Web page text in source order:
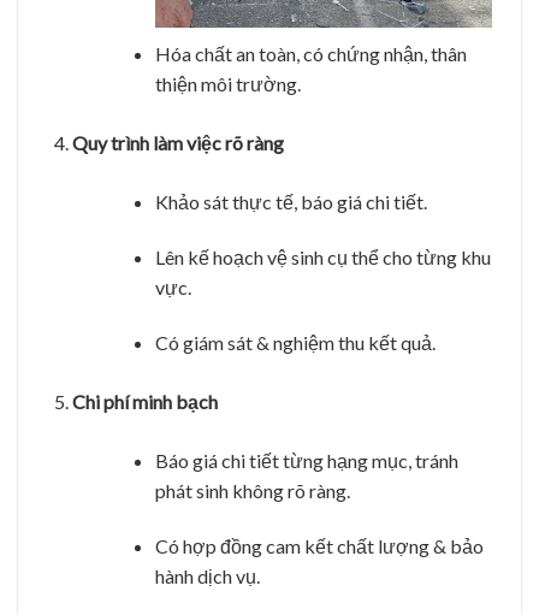
Hóa chất an toàn, có chứng nhận, thân
thiện môi trường.
Quy trình làm việc rõ ràng
Khảo sát thực tế, báo giá chi tiết.
Lên kế hoạch vệ sinh cụ thể cho từng khu
vực.
Có giám sát & nghiệm thu kết quả.
Chi phí minh bạch
Báo giá chi tiết từng hạng mục, tránh
phát sinh không rõ ràng.
Có hợp đồng cam kết chất lượng & bảo
hành dịch vụ.